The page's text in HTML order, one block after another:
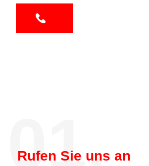
01.
Rufen Sie uns an